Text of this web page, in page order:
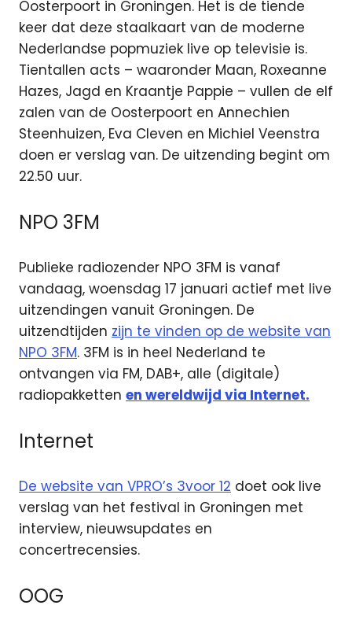
Oosterpoort in Groningen. Het is de tiende
keer dat deze staalkaart van de moderne
Nederlandse popmuziek live op televisie is.
Tientallen acts – waaronder Maan, Roxeanne
Hazes, Jagd en Kraantje Pappie – vullen de elf
zalen van de Oosterpoort en Annechien
Steenhuizen, Eva Cleven en Michiel Veenstra
doen er verslag van. De uitzending begint om
22.50 uur.
NPO 3FM
Publieke radiozender NPO 3FM is vanaf
vandaag, woensdag 17 januari actief met live
uitzendingen vanuit Groningen. De
uitzendtijden zijn te vinden op de website van
NPO 3FM. 3FM is in heel Nederland te
ontvangen via FM, DAB+, alle (digitale)
radiopakketten en wereldwijd via Internet.
Internet
De website van VPRO’s 3voor 12 doet ook live
verslag van het festival in Groningen met
interview, nieuwsupdates en
concertrecensies.
OOG